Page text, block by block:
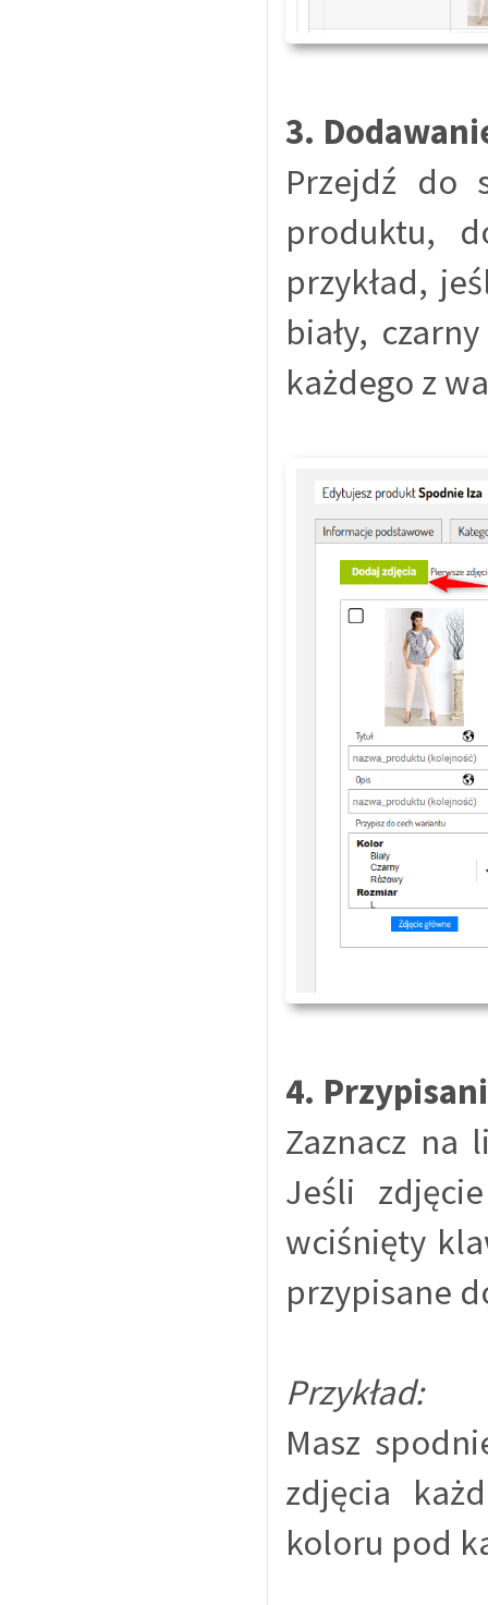
3.
Przejdź do
produktu,
przykład,
biały,
każdego z
4.
Zaznacz na
Jeśli
wciśnięty
przypisane
Przykład:
Masz
zdjęcia
koloru pod